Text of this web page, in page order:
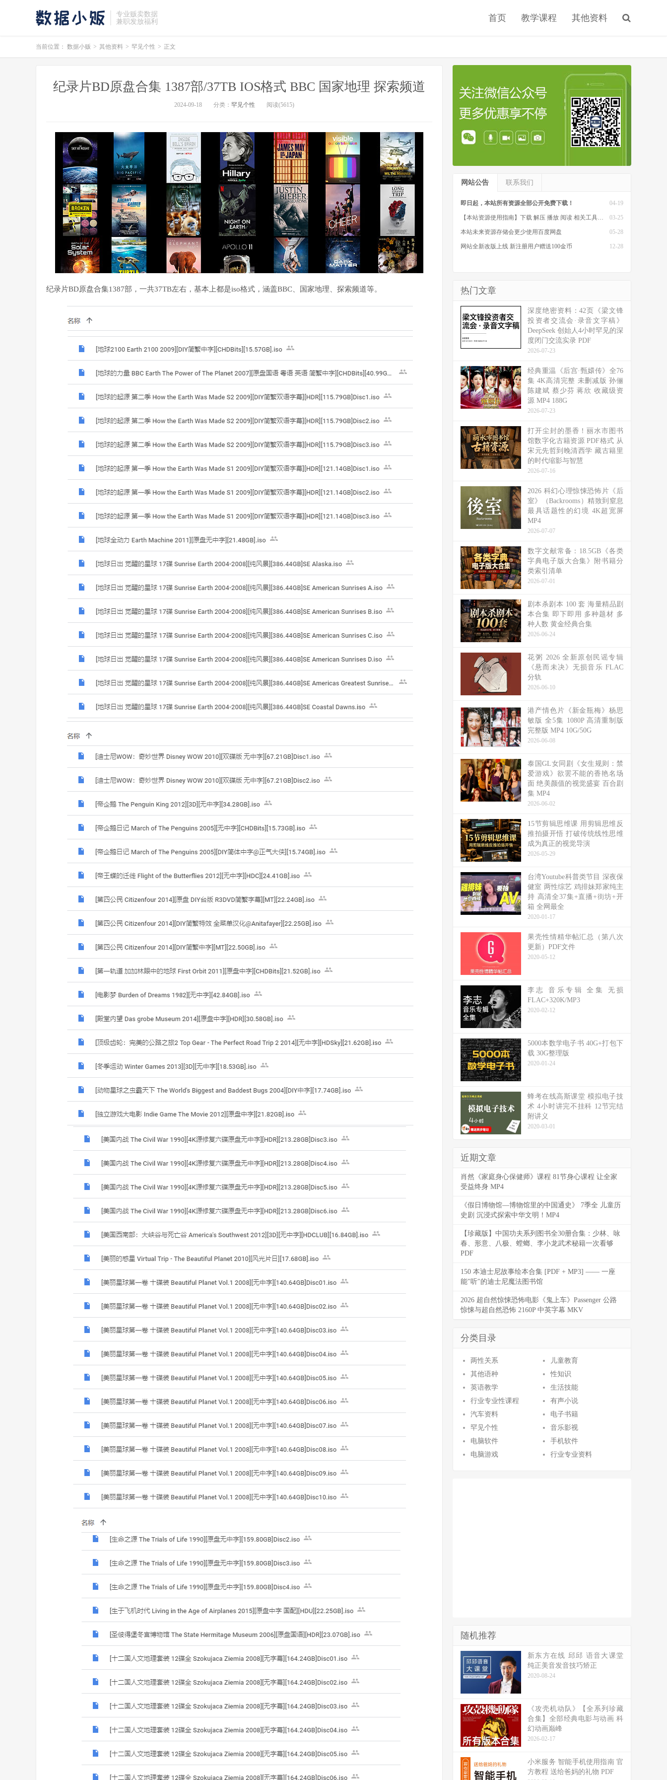
专业贩卖数据
兼职发放福利
首页 教学课程 其他资料
当前位置： 数据小贩 > 其他资料 > 罕见个性 > 正文
纪录片BD原盘合集 1387部/37TB IOS格式 BBC 国家地理 探索频道
2024-09-18 分类： 罕见个性 阅读(5615)
纪录片BD原盘合集1387部，一共37TB左右，基本上都是iso格式，涵盖BBC、国家地理、探索频道等。
网站公告 联系我们
04-19
即日起，本站所有资源全部公开免费下载！
03-25
【本站资源使用指南】下载 解压 播放 阅读 相关工具软件
05-28
本站未来资源存储会更少使用百度网盘
12-28
网站全新改版上线 新注册用户赠送100金币
热门文章
深度绝密资料：42页《梁文锋
投资者交流会·录音文字稿》
DeepSeek 创始人4小时罕见的深
度闭门交流实录 PDF
2026-07-23
经典重温《后宫·甄嬛传》全76
集 4K高清完整 未删减版 孙俪
陈建斌 蔡少芬 蒋欣 收藏级资
源 MP4 188G
2026-07-23
打开尘封的墨香！丽水市图书
馆数字化古籍资源 PDF格式 从
宋元先哲到晚清西学 藏古籍里
的时代缩影与智慧
2026-07-16
2026 科幻心理惊悚恐怖片《后
室》（Backrooms）精致到窒息
最具话题性的幻境 4K超宽屏
MP4
2026-07-07
数字文献常备：18.5GB《各类
字典电子版大合集》附书籍分
类索引清单
2026-07-01
剧本杀剧本 100 套 海量精品剧
本合集 即下即用 多种题材 多
种人数 黄金经典合集
2026-06-24
花粥 2026 全新原创民谣专辑
《悬而未决》无损音乐 FLAC
分轨
2026-06-10
港产情色片《新金瓶梅》杨思
敏版 全5集 1080P 高清重制版
完整版 MP4 10G/50G
2026-06-08
泰国GL女同剧《女生规则：禁
爱游戏》欲罢不能的香艳名场
面 绝美颜值的视觉盛宴 百合剧
集 MP4
2026-06-02
15节剪辑思维课 用剪辑思维反
推拍摄开悟 打破传统线性思维
成为真正的视觉导演
2026-05-29
台湾Youtube科普类节目 深夜保
健室 两性综艺 鸡排妹郑家纯主
持 高清全37集+直播+街坊+开
箱 全网最全
2020-01-17
果壳性情精华帖汇总（第八次
更新）PDF文件
2020-05-12
李志 音乐专辑 全集 无损
FLAC+320K/MP3
2020-02-12
5000本数学电子书 40G+打包下
载 30G整理版
2020-01-24
蜂考在线高斯课堂 模拟电子技
术 4小时讲完不挂科 12节完结
附讲义
2020-03-01
近期文章
肖然《家庭身心保健师》课程 81节身心课程 让全家
受益终身 MP4
《假日博物馆—博物馆里的中国通史》 7季全 儿童历
史剧 沉浸式探索中华文明！MP4
【珍藏版】中国功夫系列图书全30册合集：少林、咏
春、形意、八极、螳螂、李小龙武术秘籍一次看够
PDF
150 本迪士尼故事绘本合集 [PDF + MP3] —— 一座
能"听"的迪士尼魔法图书馆
2026 超自然惊悚恐怖电影《鬼上车》Passenger 公路
惊悚与超自然恐怖 2160P 中英字幕 MKV
分类目录
两性关系
儿童教育
其他语种
性知识
英语教学
生活技能
行业专业性课程
有声小说
汽车资料
电子书籍
罕见个性
音乐影视
电脑软件
手机软件
电脑游戏
行业专业资料
随机推荐
新东方在线 邱邱 语音大课堂
纯正美音发音技巧矫正
2020-08-24
《攻壳机动队》【全系列珍藏
合集】全部经典电影与动画 科
幻动画巅峰
2026-02-17
小米服务 智能手机使用指南 官
方教程 送给爸妈的礼物 PDF